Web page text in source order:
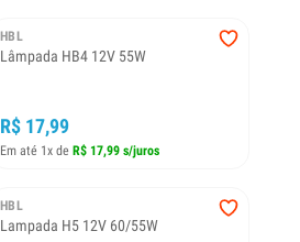
HBL
Lâmpada HB4 12V 55W
R$ 17,99
Em até 1x de R$ 17,99 s/juros
HBL
Lampada H5 12V 60/55W